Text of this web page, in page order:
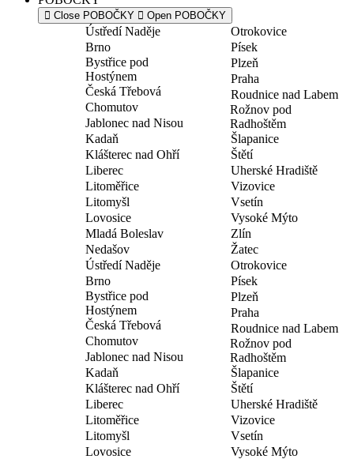
Close POBOČKY Open POBOČKY
Ústředí Naděje
Brno
Bystřice pod
Hostýnem
Česká Třebová
Chomutov
Jablonec nad Nisou
Kadaň
Klášterec nad Ohří
Liberec
Litoměřice
Litomyšl
Lovosice
Mladá Boleslav
Nedašov
Otrokovice
Písek
Plzeň
Praha
Roudnice nad Labem
Rožnov pod
Radhoštěm
Šlapanice
Štětí
Uherské Hradiště
Vizovice
Vsetín
Vysoké Mýto
Zlín
Žatec
Ústředí Naděje
Brno
Bystřice pod
Hostýnem
Česká Třebová
Chomutov
Jablonec nad Nisou
Kadaň
Klášterec nad Ohří
Liberec
Litoměřice
Litomyšl
Lovosice
Otrokovice
Písek
Plzeň
Praha
Roudnice nad Labem
Rožnov pod
Radhoštěm
Šlapanice
Štětí
Uherské Hradiště
Vizovice
Vsetín
Vysoké Mýto